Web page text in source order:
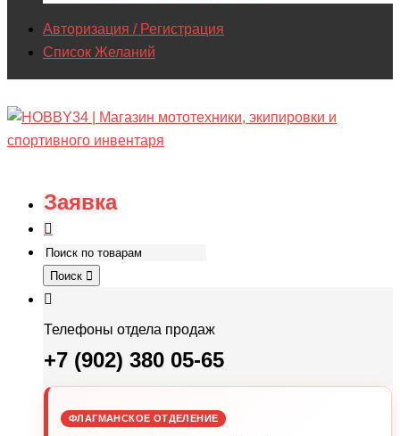
Авторизация / Регистрация
Список Желаний
Заявка
Поиск
Телефоны отдела продаж
+7 (902) 380 05-65
ФЛАГМАНСКОЕ ОТДЕЛЕНИЕ